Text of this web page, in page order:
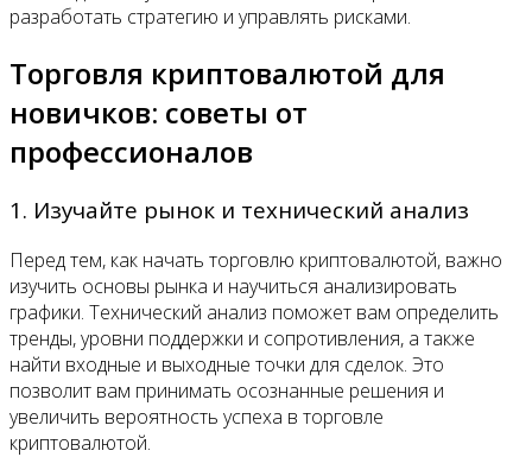
разработать стратегию и управлять рисками.
Торговля криптовалютой для
новичков: советы от
профессионалов
1. Изучайте рынок и технический анализ
Перед тем, как начать торговлю криптовалютой, важно
изучить основы рынка и научиться анализировать
графики. Технический анализ поможет вам определить
тренды, уровни поддержки и сопротивления, а также
найти входные и выходные точки для сделок. Это
позволит вам принимать осознанные решения и
увеличить вероятность успеха в торговле
криптовалютой.